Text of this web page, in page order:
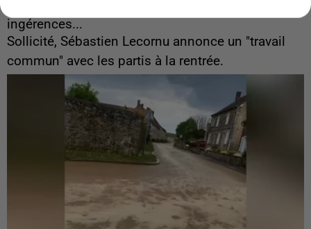
ingérences...
Sollicité, Sébastien Lecornu annonce un "travail
commun" avec les partis à la rentrée.